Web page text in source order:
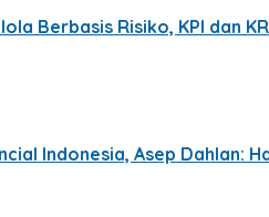
Berbasis Risiko, KPI dan
Indonesia, Asep Dahlan: